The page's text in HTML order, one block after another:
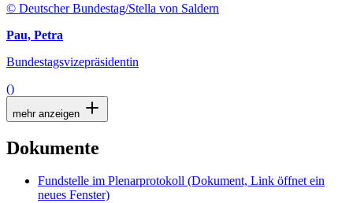
© Deutscher Bundestag/Stella von Saldern
Pau, Petra
Bundestagsvizepräsidentin
()
mehr anzeigen
Dokumente
Fundstelle im Plenarprotokoll (Dokument, Link öffnet ein
neues Fenster)